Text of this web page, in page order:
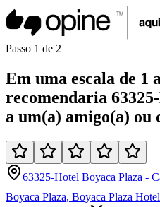
Passo 1 de 2
Em uma escala de 1
recomendaria
a um(a) amigo(a) ou
63325-Hotel Boyaca Plaza -
Boyaca Plaza, Boyaca Plaza Hotel